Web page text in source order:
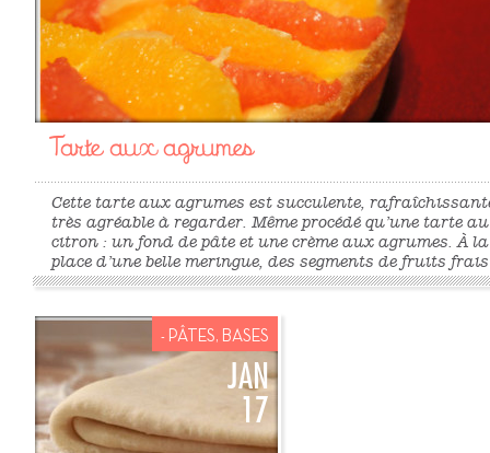
Tarte aux agrumes
Cette tarte aux agrumes est succulente,
très agréable à regarder. Même procédé qu’une tarte au
citron : un fond de pâte et une crème aux agrumes. À la
place d’une belle meringue, des segments de fruits
Petite précaution quand même : ne pas dresser les
du jus des fruits. (source de la recette : magazine
Pour la pâte sucrée : 120g beurre mou 100g sucre 1
200g farine 50g poudre d’amandes Pour la crème aux
agrumes : 5cL jus d’orange pressé 5cL jus citron 10cL
de...
- PÂTES, BASES
17
JAN